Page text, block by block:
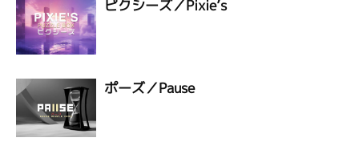
ピクシーズ／Pixie’s
ポーズ／Pause